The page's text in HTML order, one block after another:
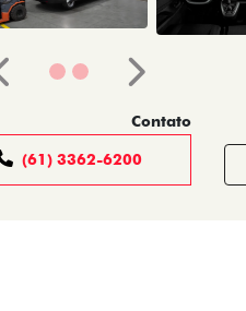
Anterior Próximo
Contato
(61) 3362-6200